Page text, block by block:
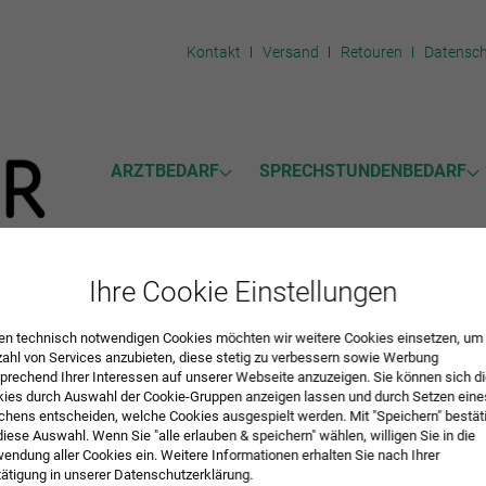
Kontakt Versand Retouren
ARZTBEDARF SPRECHSTUNDENBEDARF
Zugang
Instrument für schnellen intraossären Zugang für kritische
G Trokar, Kinder 0-12 Jahre
08112013
Ihre Cookie Einstellungen
technisch notwendigen Cookies möchten wir weitere Cookies einsetzen, um
von Services anzubieten, diese stetig zu verbessern sowie Werbung
Ihrer Interessen auf unserer Webseite anzuzeigen. Sie können sich
durch Auswahl der Cookie-Gruppen anzeigen lassen und durch Setzen
entscheiden, welche Cookies ausgespielt werden. Mit "Speichern"
Auswahl. Wenn Sie "alle erlauben & speichern" wählen, willigen Sie in die
aller Cookies ein. Weitere Informationen erhalten Sie nach Ihrer
in unserer Datenschutzerklärung.